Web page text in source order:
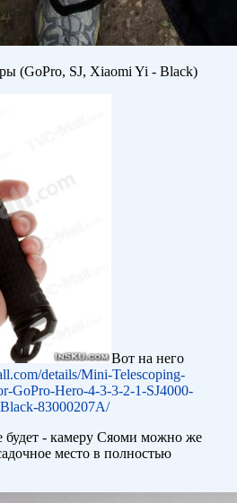
(GoPro, SJ, Xiaomi Yi - Black)
Вот на него
details/Mini-Telescoping-
GoPro-Hero-4-3-3-2-1-SJ4000-
83000207A/
будет - камеру Сяоми можно же
место в полностью